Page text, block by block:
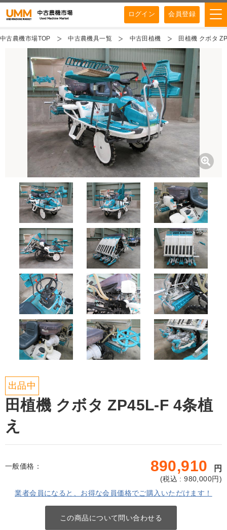
ログイン 会員登録
中古農機市場TOP 中古農機具一覧 中古田植機 田植機 クボタ
出品中
田植機 クボタ ZP45L-F 4条植
え
一般価格： 890,910 円
(税込 : 980,000円)
業者会員になると、お得な会員価格でご購入いただけます！
この商品について問い合わせる